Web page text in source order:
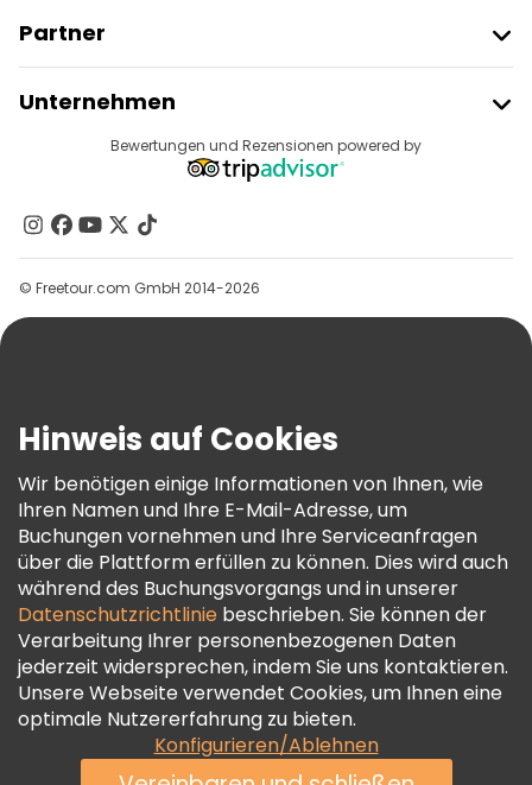
Partner
Anbieter-Anmeldung
Affiliate-Programm
Unternehmen
Reiseziele
Kontakt
Gruppen
Hilfe
AGB Und Rechtliches
Cookie-Richtlinie
Freetour Auszeichnungen
Treueprogramm
Bewertungen und Rezensionen powered by
© Freetour.com GmbH 2014-2026
Hinweis auf Cookies
Wir benötigen einige Informationen von Ihnen, wie
Ihren Namen und Ihre E-Mail-Adresse, um
Buchungen vornehmen und Ihre Serviceanfragen
über die Plattform erfüllen zu können. Dies wird auch
während des Buchungsvorgangs und in unserer
Datenschutzrichtlinie beschrieben. Sie können der
Verarbeitung Ihrer personenbezogenen Daten
jederzeit widersprechen, indem Sie uns kontaktieren.
Unsere Webseite verwendet Cookies, um Ihnen eine
optimale Nutzererfahrung zu bieten.
Konfigurieren/Ablehnen